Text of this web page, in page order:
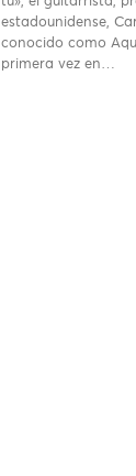
estadounidense,
conocido como
primera vez en…